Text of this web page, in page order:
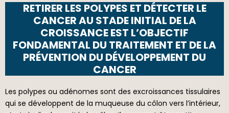
RETIRER LES POLYPES ET DÉTECTER LE
CANCER AU STADE INITIAL DE LA
CROISSANCE EST L’OBJECTIF
FONDAMENTAL DU TRAITEMENT ET DE LA
PRÉVENTION DU DÉVELOPPEMENT DU
CANCER
Les polypes ou adénomes sont des excroissances tissulaires
qui se développent de la muqueuse du côlon vers l’intérieur,